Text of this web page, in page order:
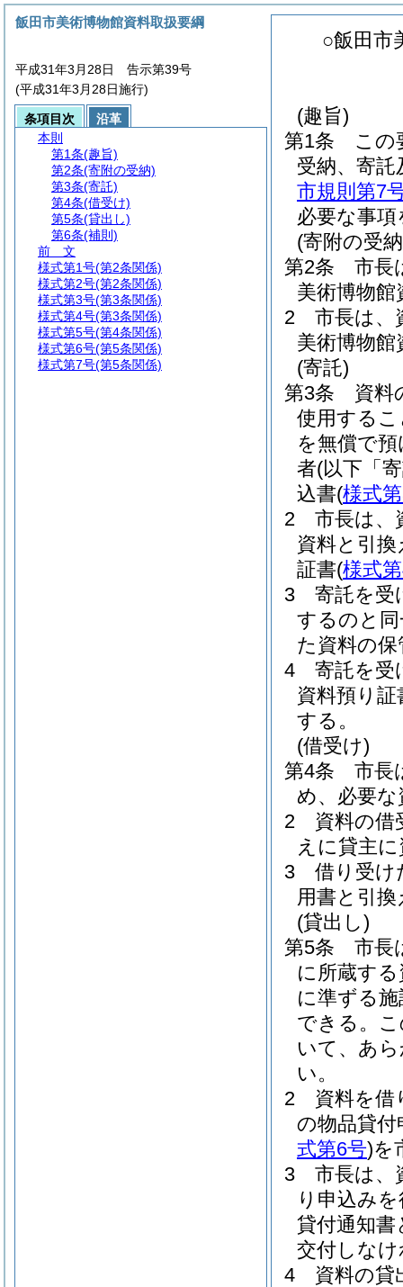
○飯田市
(趣旨)
第1条
この
受納、寄
市規則第7
必要な事
(寄附の受
第2条
市長
美術博物館
2
市長は、
美術博物館
(寄託)
第3条
資料
使用する
を無償で
者(以下「
込書(様式
2
市長は、
資料と引
証書(様式
3
寄託を受
するのと
た資料の
4
寄託を受
資料預り
する。
(借受け)
第4条
市長
め、必要
2
資料の借
えに貸主
3
借り受け
用書と引
(貸出し)
第5条
市長
に所蔵す
に準ずる施
できる。
いて、あ
い。
2
資料を借
の物品貸付
式第6号)を
3
市長は、
り申込み
貸付通知書
交付しな
4
資料の貸
飯田市美術博物館資料取扱要綱
平成31年3月28日 告示第39号
(平成31年3月28日施行)
条項目次
沿革
本則
第1条(趣旨)
第2条(寄附の受納)
第3条(寄託)
第4条(借受け)
第5条(貸出し)
第6条(補則)
前 文
様式第1号(第2条関係)
様式第2号(第2条関係)
様式第3号(第3条関係)
様式第4号(第3条関係)
様式第5号(第4条関係)
様式第6号(第5条関係)
様式第7号(第5条関係)